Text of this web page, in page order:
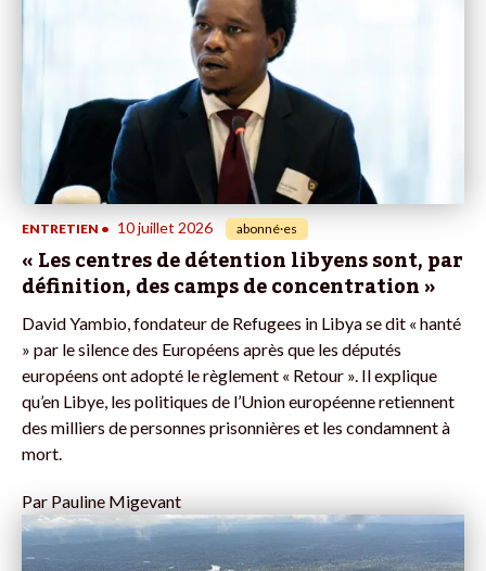
ENTRETIEN • 10 juillet 2026 abonné·es
« Les centres de détention libyens sont, par
définition, des camps de concentration »
David Yambio, fondateur de Refugees in Libya se dit « hanté
» par le silence des Européens après que les députés
européens ont adopté le règlement « Retour ». Il explique
qu’en Libye, les politiques de l’Union européenne retiennent
des milliers de personnes prisonnières et les condamnent à
mort.
Par Pauline Migevant